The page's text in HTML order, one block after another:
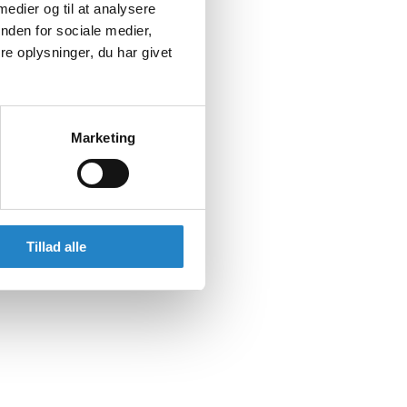
og til at analysere
for sociale medier,
oplysninger, du har givet
Marketing
Tillad alle